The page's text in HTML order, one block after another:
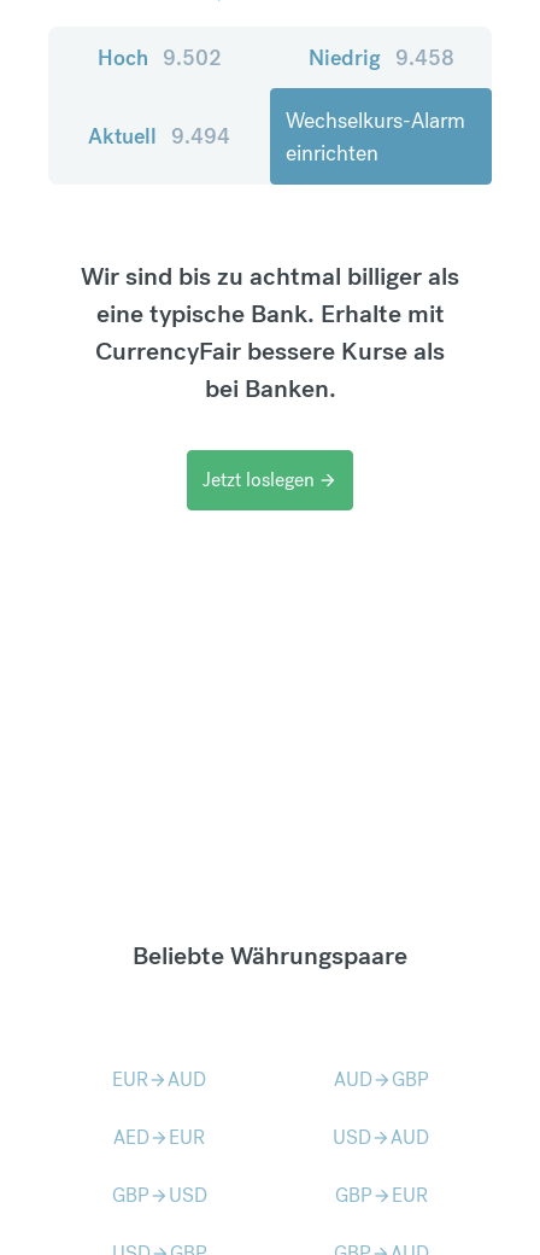
Hoch 9.502 Niedrig 9.458
Aktuell 9.494
Wechselkurs-Alarm
einrichten
Wir sind bis zu achtmal billiger als
eine typische Bank. Erhalte mit
CurrencyFair bessere Kurse als
bei Banken.
Jetzt loslegen arrow_forward
Beliebte Währungspaare
EURarrow_forwardAUD AUDarrow_forward GBP
AEDarrow_forward EUR USDarrow_forwardAUD
GBParrow_forward USD GBParrow_forward EUR